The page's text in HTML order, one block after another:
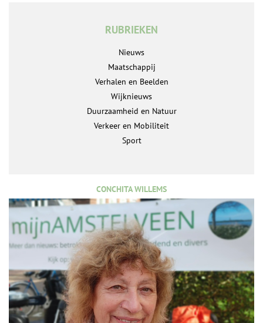
RUBRIEKEN
Nieuws
Maatschappij
Verhalen en Beelden
Wijknieuws
Duurzaamheid en Natuur
Verkeer en Mobiliteit
Sport
CONCHITA WILLEMS